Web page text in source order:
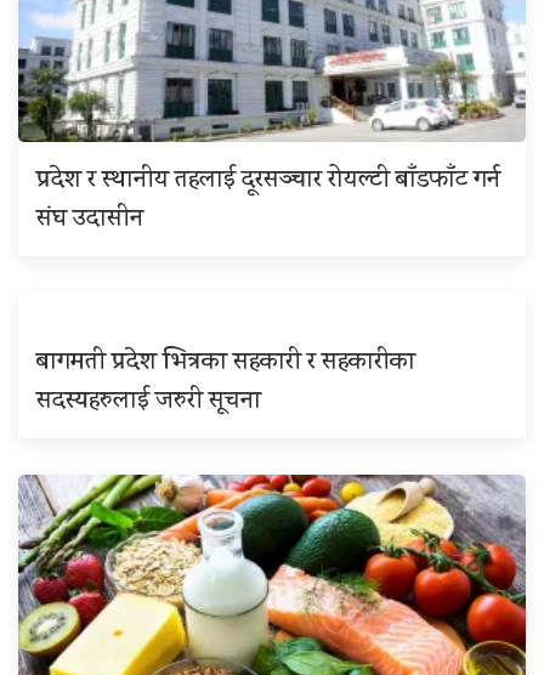
प्रदेश र स्थानीय तहलाई दूरसञ्चार रोयल्टी बाँडफाँट गर्न
संघ उदासीन
बागमती प्रदेश भित्रका सहकारी र सहकारीका
सदस्यहरुलाई जरुरी सूचना